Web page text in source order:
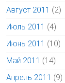
Август 2011 (2)
Июль 2011 (4)
Июнь 2011 (10)
Май 2011 (14)
Апрель 2011 (9)